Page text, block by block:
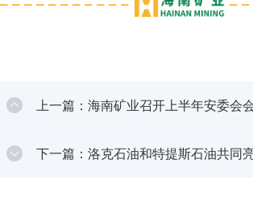
上一篇：海南矿业召开上半年安委会
月”动员大会
下一篇：洛克石油和特提斯石油共同